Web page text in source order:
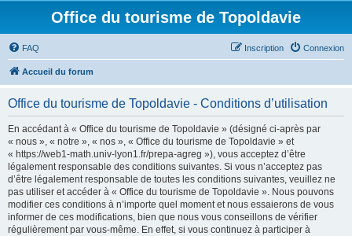
Office du tourisme de Topoldavie
FAQ Connexion
Inscription
Accueil du forum
Office du tourisme de Topoldavie - Conditions d’utilisation
En accédant à « Office du tourisme de Topoldavie » (désigné ci-après par
« nous », « notre », « nos », « Office du tourisme de Topoldavie » et
« https://web1-math.univ-lyon1.fr/prepa-agreg »), vous acceptez d’être
légalement responsable des conditions suivantes. Si vous n’acceptez pas
d’être légalement responsable de toutes les conditions suivantes, veuillez ne
pas utiliser et accéder à « Office du tourisme de Topoldavie ». Nous pouvons
modifier ces conditions à n’importe quel moment et nous essaierons de vous
informer de ces modifications, bien que nous vous conseillons de vérifier
régulièrement par vous-même. En effet, si vous continuez à participer à